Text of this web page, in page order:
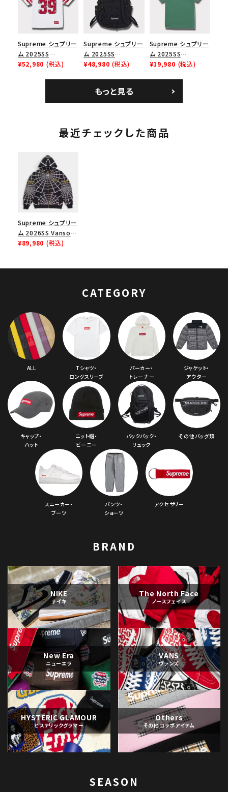
イト 白
Supreme シュプリー
ム 2025SS
Bandana Football
¥52,980 (税込)
Supreme シュプリー
ム 2025SS
Backpack バックパッ
¥48,980 (税込)
Supreme シュプリー
ム 2025SS
Homerun Tee ホー
¥19,980 (税込)
もっと見る
最近チェックした商品
Supreme シュプリー
ム 2026SS Vanson
Leathers Spider-
ーカー ブラック
¥89,980 (税込)
CATEGORY
ALL
Tシャツ・
ロングスリーブ
パーカー・
トレーナー
ジャケット・
アウター
キャップ・
ハット
ニット帽・
ビーニー
バックパック・
リュック
その他バッグ類
スニーカー・
ブーツ
パンツ・
ショーツ
アクセサリー
BRAND
NIKE
ナイキ
The North Face
ノースフェイス
New Era
ニューエラ
VANS
ヴァンズ
HYSTERIC GLAMOUR
ヒステリックグラマー
Others
その他コラボアイテム
SEASON